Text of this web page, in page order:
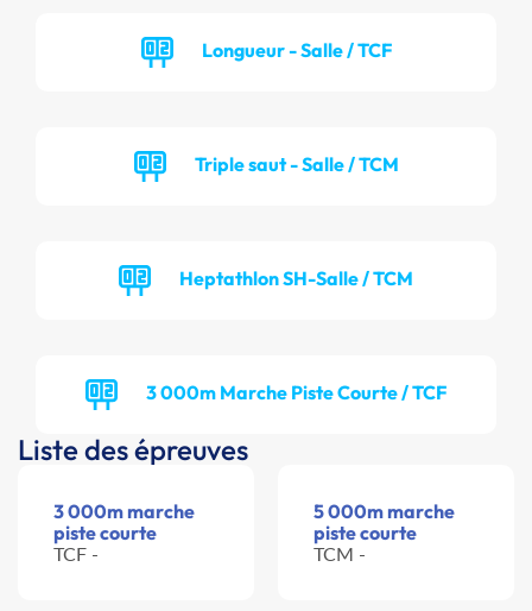
Longueur - Salle / TCF
Triple saut - Salle / TCM
Heptathlon SH-Salle / TCM
3 000m Marche Piste Courte / TCF
Liste des épreuves
3 000m marche
piste courte
TCF -
5 000m marche
piste courte
TCM -